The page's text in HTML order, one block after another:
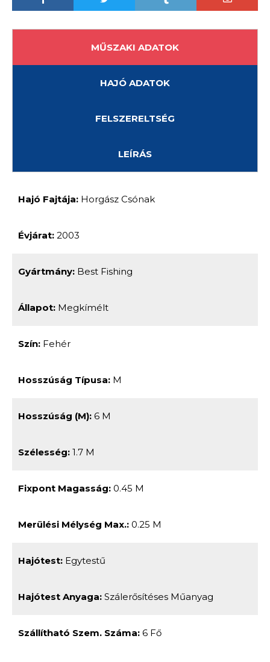
MŰSZAKI ADATOK
HAJÓ ADATOK
FELSZERELTSÉG
LEÍRÁS
Hajó Fajtája: Horgász Csónak
Évjárat: 2003
Gyártmány: Best Fishing
Állapot: Megkímélt
Szín: Fehér
Hosszúság Típusa: M
Hosszúság (m): 6 M
Szélesség: 1.7 M
Fixpont Magasság: 0.45 M
Merülési Mélység Max.: 0.25 M
Hajótest: Egytestű
Hajótest Anyaga: Szálerősítéses Műanyag
Szállítható Szem. Száma: 6 Fő